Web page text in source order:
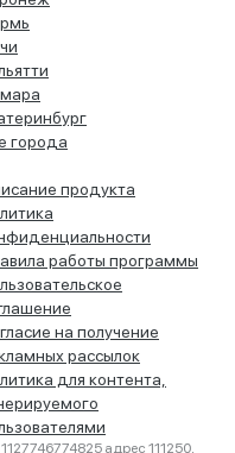
города
продукта
работы программы
на получение
рассылок
для контента,
адрес 111250,